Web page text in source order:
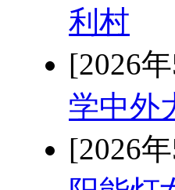
利村
[2026
学中外
[2026